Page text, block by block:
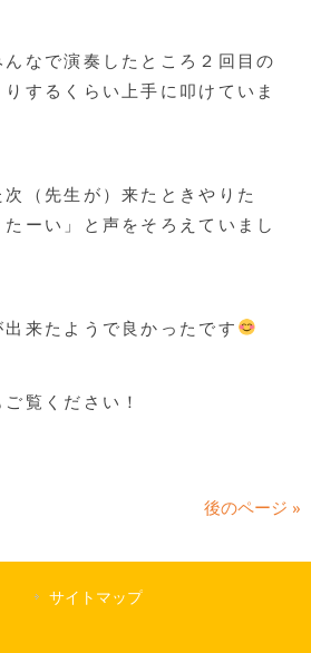
なで演奏したところ２回目の
するくらい上手に叩けていま
（先生が）来たときやりた
ーい」と声をそろえていまし
来たようで良かったです
覧ください！
後のページ »
サイトマップ